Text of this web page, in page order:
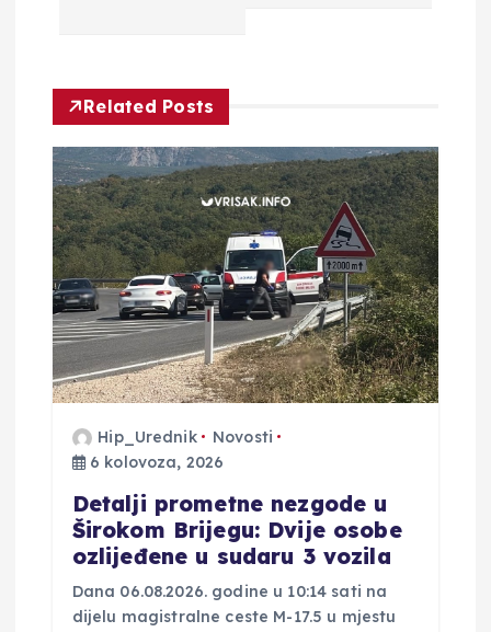
c
a
o
b
Related Posts
Hip_Urednik
Novosti
6 kolovoza, 2026
Detalji prometne nezgode u
Širokom Brijegu: Dvije osobe
ozlijeđene u sudaru 3 vozila
Dana 06.08.2026. godine u 10:14 sati na
dijelu magistralne ceste M-17.5 u mjestu